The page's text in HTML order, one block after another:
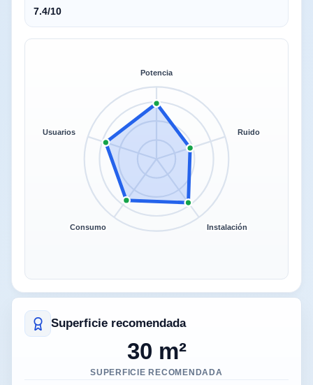
7.4/10
Potencia
Ruido
Instalación
Consumo
Usuarios
Superficie recomendada
30 m²
SUPERFICIE RECOMENDADA